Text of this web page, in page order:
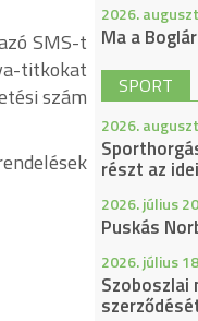
SMS-t
titkokat
szám
2026.
Ma a
SPORT
2026.
részt az
2026. július
Puskás
2026. július